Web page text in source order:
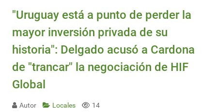
"Uruguay está a punto de perder la
mayor inversión privada de su
historia": Delgado acusó a Cardona
de "trancar" la negociación de HIF
Global
Autor Locales 14